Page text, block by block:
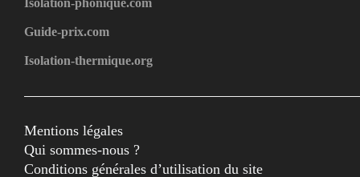
Isolation-phonique.com
Guide-prix.com
Isolation-thermique.org
Mentions légales
Qui sommes-nous ?
Conditions générales d’utilisation du site